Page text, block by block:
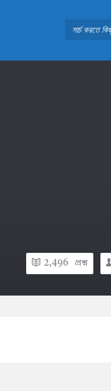
2,496 প্রশ্ন